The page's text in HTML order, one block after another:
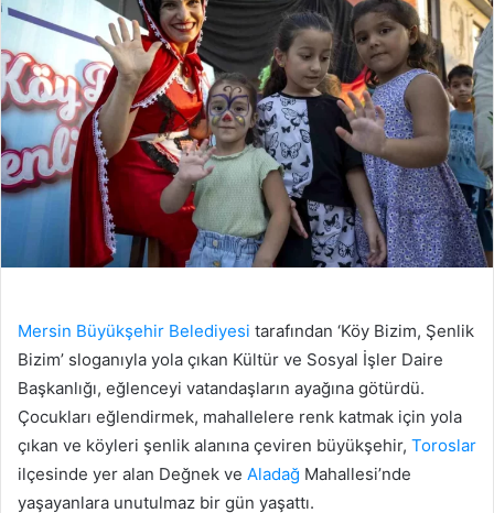
Mersin Büyükşehir Belediyesi tarafından ‘Köy Bizim, Şenlik
Bizim’ sloganıyla yola çıkan Kültür ve Sosyal İşler Daire
Başkanlığı, eğlenceyi vatandaşların ayağına götürdü.
Çocukları eğlendirmek, mahallelere renk katmak için yola
çıkan ve köyleri şenlik alanına çeviren büyükşehir, Toroslar
ilçesinde yer alan Değnek ve Aladağ Mahallesi’nde
yaşayanlara unutulmaz bir gün yaşattı.